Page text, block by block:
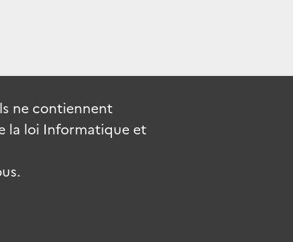
ne contiennent
la loi Informatique et